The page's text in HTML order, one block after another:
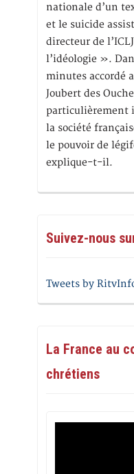
nationale d’un
et le suicide
directeur de
l’idéologie ».
minutes accordé
Joubert des
particulièrement
la société
le pouvoir de
explique-t-il.
Suivez-nous
Tweets by
La France au
chrétiens